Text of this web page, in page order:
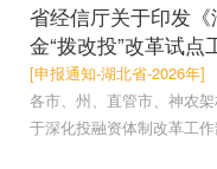
省经信厅关于印发
金“拨改投”改革试
[申报通知-湖北省-2026年]
各市、州、直管市、神农
于深化投融资体制改革工